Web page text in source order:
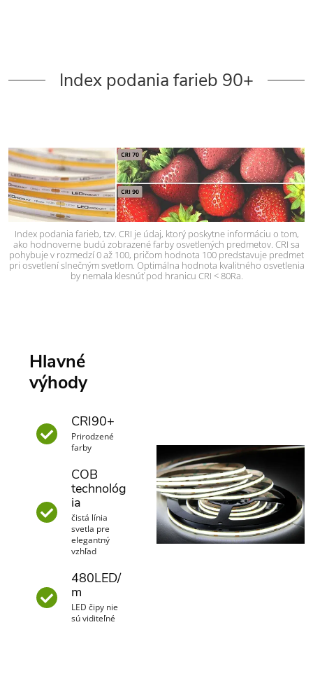
Index podania farieb 90+
Index podania farieb, tzv. CRI je údaj, ktorý poskytne informáciu o tom,
ako hodnoverne budú zobrazené farby osvetlených predmetov. CRI sa
pohybuje v rozmedzí 0 až 100, pričom hodnota 100 predstavuje predmet
pri osvetlení slnečným svetlom. Optimálna hodnota kvalitného osvetlenia
by nemala klesnúť pod hranicu CRI < 80Ra.
Hlavné
výhody
CRI90+
Prirodzené
farby
COB
technológ
ia
čistá línia
svetla pre
elegantný
vzhľad
480LED/
m
LED čipy nie
sú viditeľné